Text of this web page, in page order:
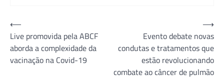
Navegação
de
Post
⟵
Live promovida pela ABCF
aborda a complexidade da
vacinação na Covid-19
Evento debate novas
condutas e tratamentos que
estão revolucionando
combate ao câncer de pulmão
⟶